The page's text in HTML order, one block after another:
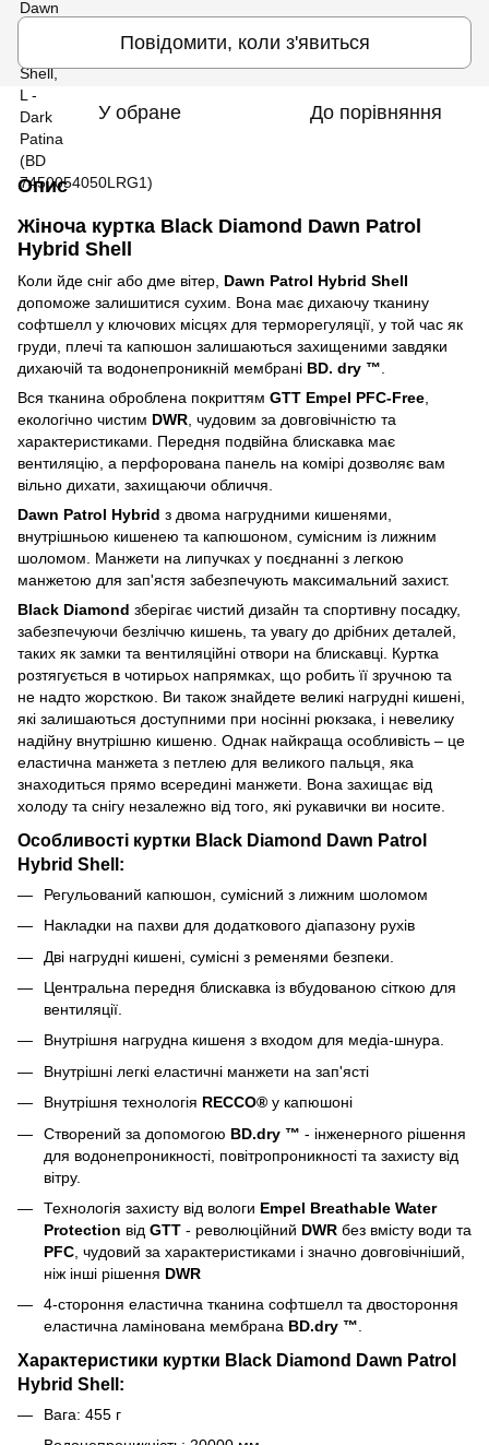
Повідомити, коли з'явиться
У обране До порівняння
Опис
Жіноча куртка Black Diamond Dawn Patrol
Hybrid Shell
Коли йде сніг або дме вітер, Dawn Patrol Hybrid Shell
допоможе залишитися сухим. Вона має дихаючу тканину
софтшелл у ключових місцях для терморегуляції, у той час як
груди, плечі та капюшон залишаються захищеними завдяки
дихаючій та водонепроникній мембрані BD. dry ™
Вся тканина оброблена покриттям GTT Empel PFC-Free
екологічно чистим DWR , чудовим за довговічністю та
характеристиками. Передня подвійна блискавка має
вентиляцію, а перфорована панель на комірі дозволяє вам
вільно дихати, захищаючи обличчя.
Dawn Patrol Hybrid з двома нагрудними кишенями,
внутрішньою кишенею та капюшоном, сумісним із лижним
шоломом. Манжети на липучках у поєднанні з легкою
манжетою для зап'ястя забезпечують максимальний захист.
Black Diamond зберігає чистий дизайн та спортивну посадку,
забезпечуючи безліччю кишень, та увагу до дрібних деталей,
таких як замки та вентиляційні отвори на блискавці. Куртка
розтягується в чотирьох напрямках, що робить її зручною та
не надто жорсткою. Ви також знайдете великі нагрудні кишені,
які залишаються доступними при носінні рюкзака, і невелику
надійну внутрішню кишеню. Однак найкраща особливість – це
еластична манжета з петлею для великого пальця, яка
знаходиться прямо всередині манжети. Вона захищає від
холоду та снігу незалежно від того, які рукавички ви носите.
Особливості куртки Black Diamond Dawn Patrol
Hybrid Shell:
Регульований капюшон, сумісний з лижним шоломом
Накладки на пахви для додаткового діапазону рухів
Дві нагрудні кишені, сумісні з ременями безпеки.
Центральна передня блискавка із вбудованою сіткою для
вентиляції.
Внутрішня нагрудна кишеня з входом для медіа-шнура.
Внутрішні легкі еластичні манжети на зап'ясті
Внутрішня технологія RECCO® у капюшоні
Створений за допомогою BD.dry ™ - інженерного рішення
для водонепроникності, повітропроникності та захисту від
вітру.
Технологія захисту від вологи Empel Breathable Water
Protection від GTT - революційний DWR без вмісту води та
PFC , чудовий за характеристиками і значно довговічніший,
ніж інші рішення DWR
4-стороння еластична тканина софтшелл та двостороння
еластична ламінована мембрана BD.dry ™.
Характеристики куртки Black Diamond Dawn Patrol
Hybrid Shell:
Вага: 455 г